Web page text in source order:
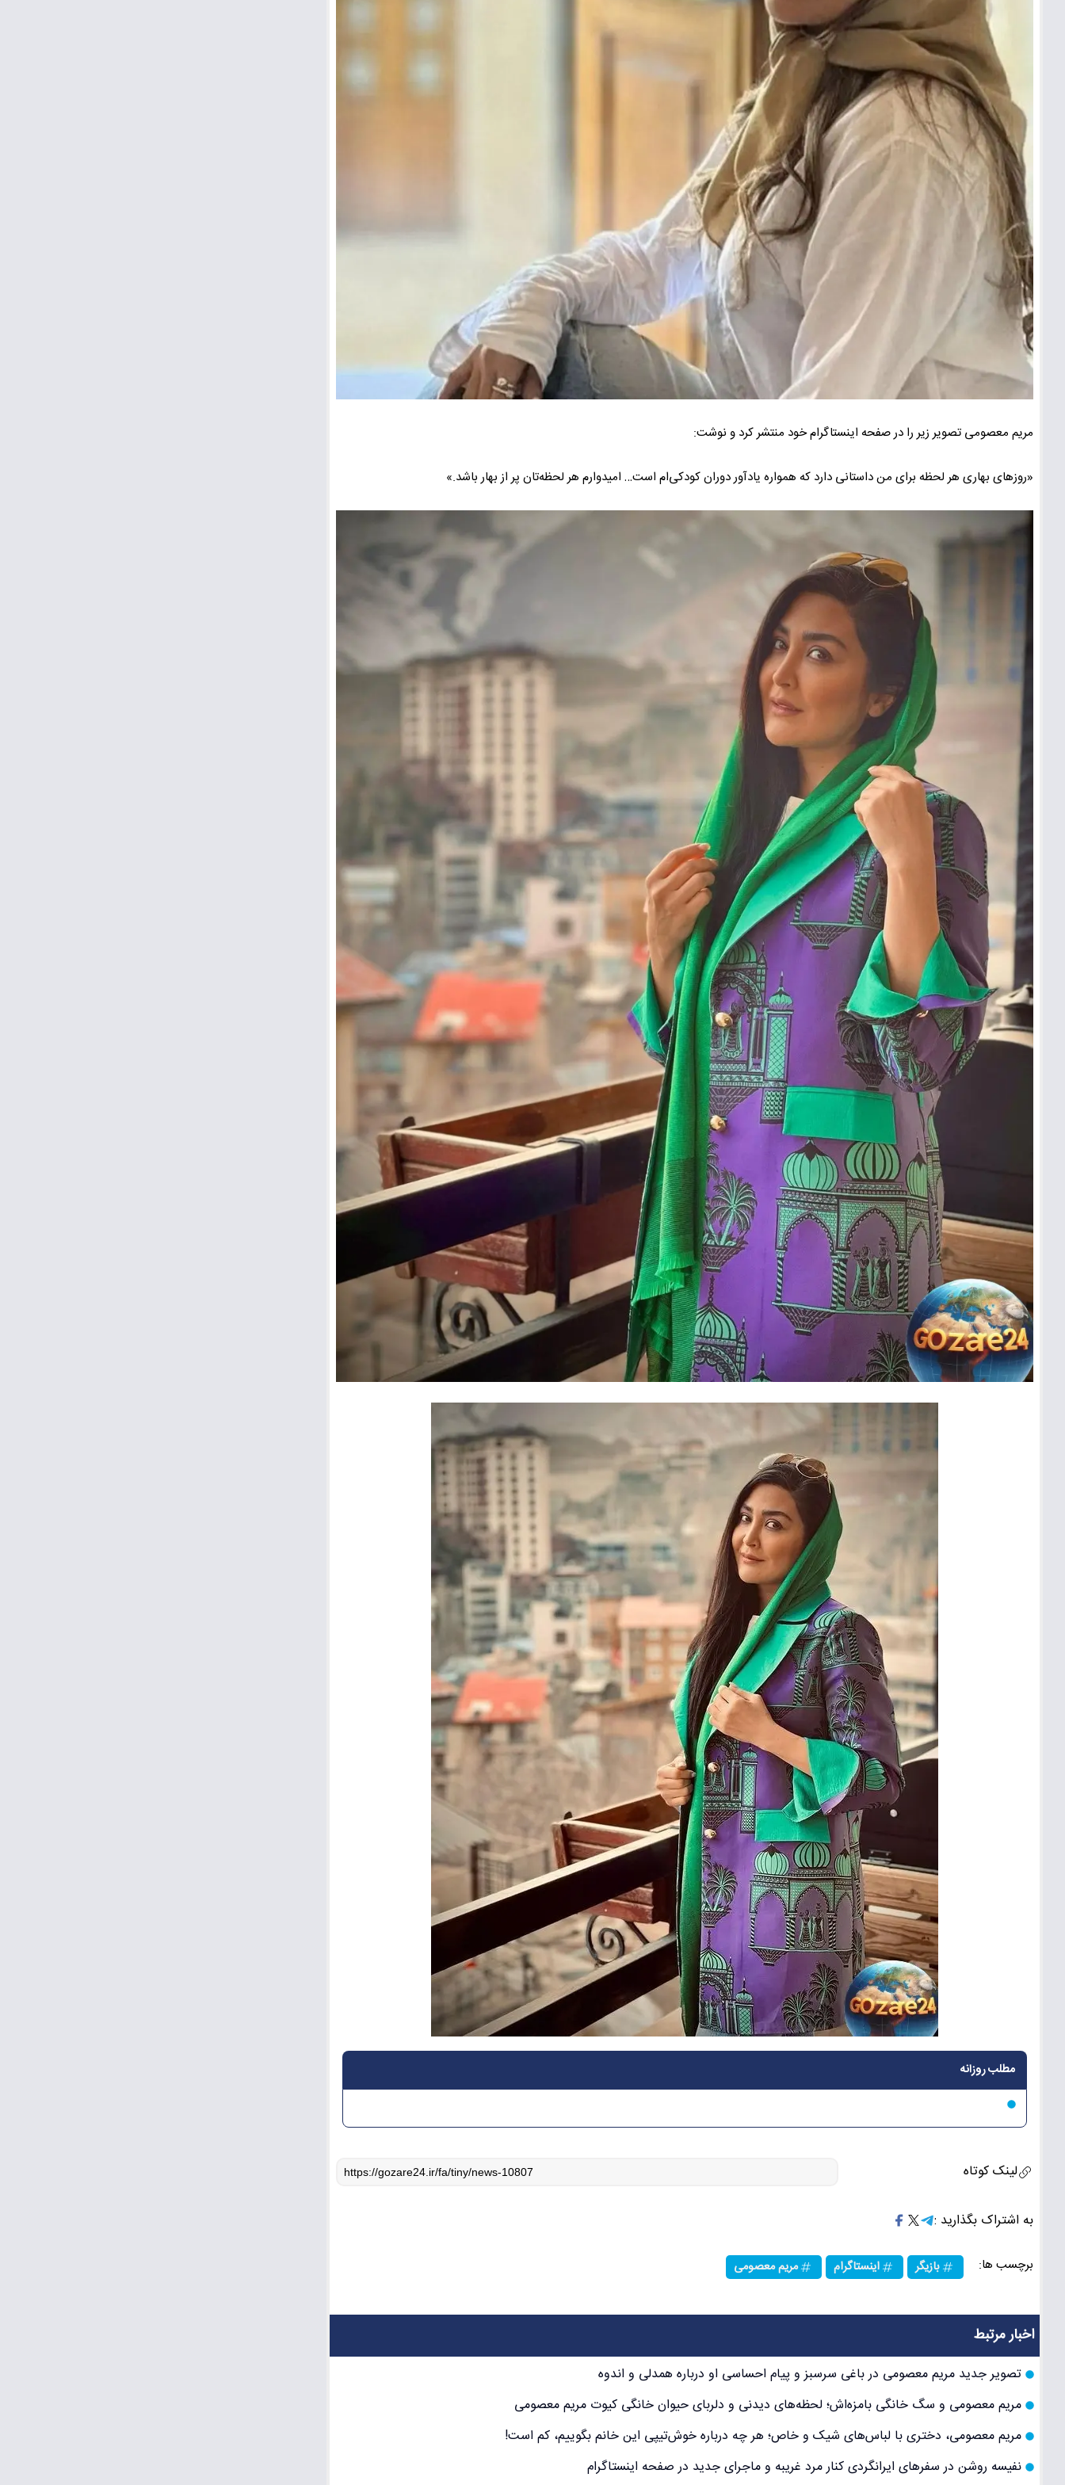
مریم معصومی تصویر زیر را در صفحه اینستاگرام خود منتشر کرد و نوشت:
«روزهای بهاری هر لحظه برای من داستانی دارد که همواره یادآور دوران کودکی‌ام است… امیدوارم هر لحظه‌تان پر از بهار باشد.»
مطلب روزانه
لینک کوتاه
به اشتراک بگذارید :
برچسب ها: بازیگر اینستاگرام مریم معصومی
اخبار مرتبط
تصویر جدید مریم معصومی در باغی سرسبز و پیام احساسی او درباره همدلی و اندوه
مریم معصومی و سگ خانگی بامزه‌اش؛ لحظه‌های دیدنی و دلربای حیوان خانگی کیوت مریم معصومی
مریم معصومی، دختری با لباس‌های شیک و خاص؛ هر چه درباره خوش‌تیپی این خانم بگوییم، کم است!
نفیسه روشن در سفرهای ایرانگردی کنار مرد غریبه و ماجرای جدید در صفحه اینستاگرام